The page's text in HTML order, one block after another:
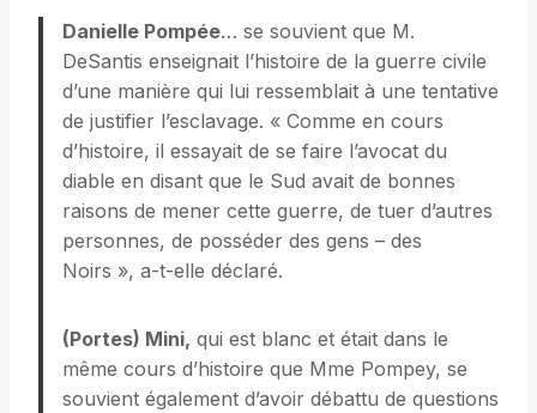
Danielle Pompée… se souvient que M.
DeSantis enseignait l’histoire de la guerre civile
d’une manière qui lui ressemblait à une tentative
de justifier l’esclavage. « Comme en cours
d’histoire, il essayait de se faire l’avocat du
diable en disant que le Sud avait de bonnes
raisons de mener cette guerre, de tuer d’autres
personnes, de posséder des gens – des
Noirs », a-t-elle déclaré.
(Portes) Mini, qui est blanc et était dans le
même cours d’histoire que Mme Pompey, se
souvient également d’avoir débattu de questions